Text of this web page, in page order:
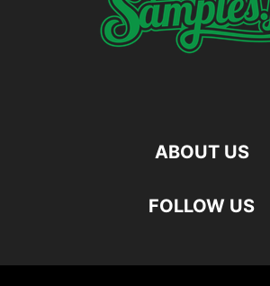
ABOUT US
FOLLOW US